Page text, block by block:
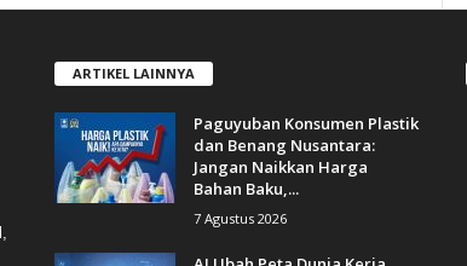
ARTIKEL LAINNYA
Paguyuban Konsumen Plastik
dan Benang Nusantara:
Jangan Naikkan Harga
Bahan Baku,...
7 Agustus 2026